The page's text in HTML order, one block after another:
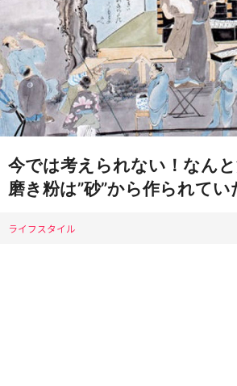
今では考えられない！なん
磨き粉は”砂”から作られてい
ライフスタイル